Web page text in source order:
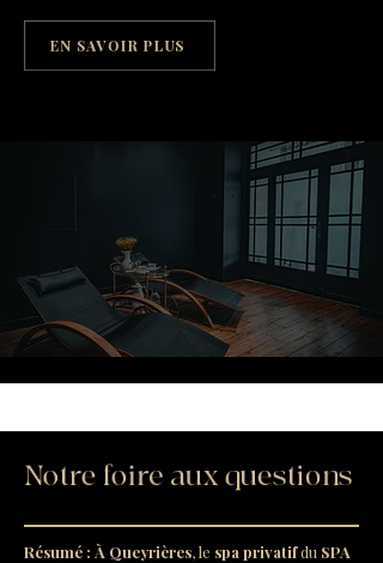
EN SAVOIR PLUS
Notre foire aux questions
Résumé : À Queyrières, le spa privatif du SPA